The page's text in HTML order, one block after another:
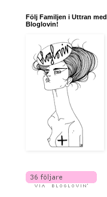
Följ Familjen i Uttran med
Bloglovin!